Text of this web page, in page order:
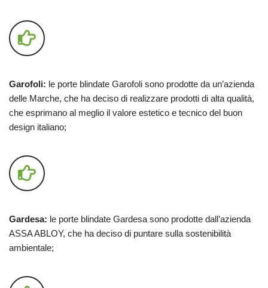
Garofoli: le porte blindate Garofoli sono prodotte da un’azienda
delle Marche, che ha deciso di realizzare prodotti di alta qualità,
che esprimano al meglio il valore estetico e tecnico del buon
design italiano;
Gardesa: le porte blindate Gardesa sono prodotte dall’azienda
ASSA ABLOY, che ha deciso di puntare sulla sostenibilità
ambientale;